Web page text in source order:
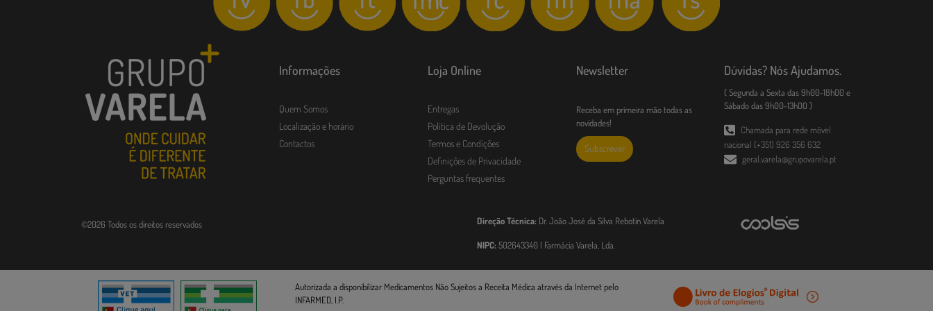
Informações
Quem Somos
Localização e horário
Contactos
Loja Online
Entregas
Política de Devolução
Termos e Condições
Definições de Privacidade
Perguntas frequentes
Newsletter
Receba em primeira mão todas as
novidades!
Subscrever
Dúvidas? Nós Ajudamos.
( Segunda a Sexta das 9h00-18h00 e
Sábado das 9h00-13h00 )
Chamada para rede móvel
nacional (+351) 926 356 632
geral.varela@grupovarela.pt
©2026 Todos os direitos reservados Direção Técnica: Dr. João José da Silva Rebotin Varela
NIPC: 502643340 | Farmácia Varela, Lda.
Autorizada a disponibilizar Medicamentos Não Sujeitos a Receita Médica através da Internet pelo
INFARMED, I.P.